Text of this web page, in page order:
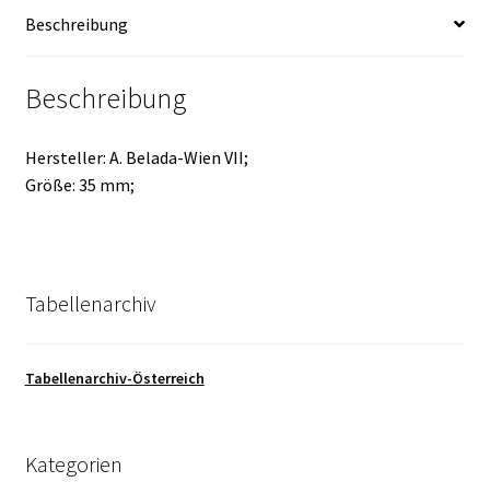
Beschreibung
Beschreibung
Hersteller: A. Belada-Wien VII;
Größe: 35 mm;
Tabellenarchiv
Tabellenarchiv-Österreich
Kategorien